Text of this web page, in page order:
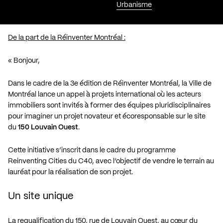
Urbanisme
De la part de la Réinventer Montréal :
« Bonjour,
Dans le cadre de la 3e édition de Réinventer Montréal, la Ville de
Montréal lance un appel à projets international où les acteurs
immobiliers sont invités à former des équipes pluridisciplinaires
pour imaginer un projet novateur et écoresponsable sur le site
du 150 Louvain Ouest.
Cette initiative s’inscrit dans le cadre du programme
Reinventing Cities du C40, avec l’objectif de vendre le terrain au
lauréat pour la réalisation de son projet.
Un site unique
La requalification du 150, rue de Louvain Ouest, au cœur du